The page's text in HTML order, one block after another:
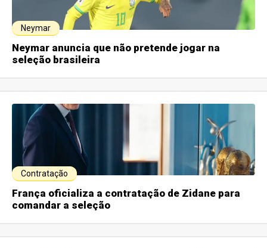
Neymar
Neymar anuncia que não pretende jogar na
seleção brasileira
Contratação
França oficializa a contratação de Zidane para
comandar a seleção